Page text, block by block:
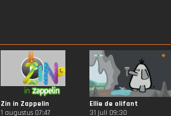
Zin in Zappelin
1 augustus 07:47
Ellie de olifant
31 juli 09:30